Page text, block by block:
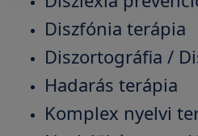
Diszfónia terápia
Diszortográfia /
Hadarás terápia
Komplex nyelvi